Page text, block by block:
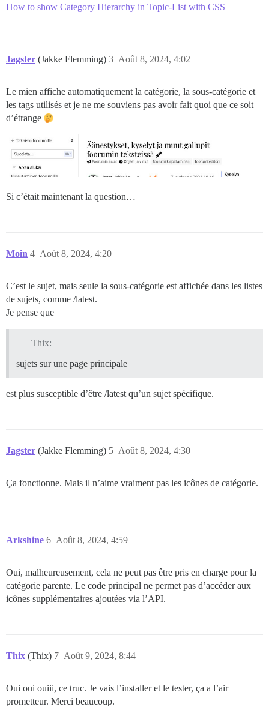
How to show Category Hierarchy in Topic-List with CSS
Jagster (Jakke Flemming) Août 8, 2024, 4:02
3
Le mien affiche automatiquement la catégorie, la sous-catégorie et
les tags utilisés et je ne me souviens pas avoir fait quoi que ce soit
d’étrange
Si c’était maintenant la question…
Moin Août 8, 2024, 4:20
4
C’est le sujet, mais seule la sous-catégorie est affichée dans les listes
de sujets, comme /latest.
Je pense que
Thix:
sujets sur une page principale
est plus susceptible d’être /latest qu’un sujet spécifique.
Jagster (Jakke Flemming) Août 8, 2024, 4:30
5
Ça fonctionne. Mais il n’aime vraiment pas les icônes de catégorie.
Arkshine Août 8, 2024, 4:59
6
Oui, malheureusement, cela ne peut pas être pris en charge pour la
catégorie parente. Le code principal ne permet pas d’accéder aux
icônes supplémentaires ajoutées via l’API.
Thix (Thix) Août 9, 2024, 8:44
7
Oui oui ouiii, ce truc. Je vais l’installer et le tester, ça a l’air
prometteur. Merci beaucoup.